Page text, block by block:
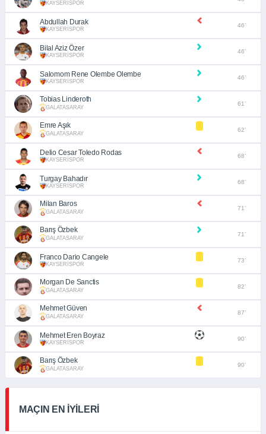
KAYSERİSPOR
Abdullah Durak
KAYSERİSPOR
46’
Bilal Aziz Özer
KAYSERİSPOR
46’
Salomom Rene Olembe Olembe
KAYSERİSPOR
46’
Tobias Linderoth
GALATASARAY
61’
Emre Aşık
GALATASARAY
62’
Delio Cesar Toledo Rodas
KAYSERİSPOR
68’
Turgay Bahadır
KAYSERİSPOR
68’
Milan Baros
GALATASARAY
71’
Barış Özbek
GALATASARAY
71’
Franco Dario Cangele
KAYSERİSPOR
73’
Morgan De Sanctis
GALATASARAY
82’
Mehmet Güven
GALATASARAY
87’
Mehmet Eren Boyraz
KAYSERİSPOR
90’
Barış Özbek
GALATASARAY
90’
MAÇIN EN İYİLERİ